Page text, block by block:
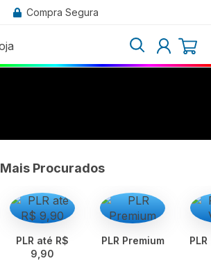
Compra Segura
Mais Procurados
PLR até R$
9,90
PLR Premium